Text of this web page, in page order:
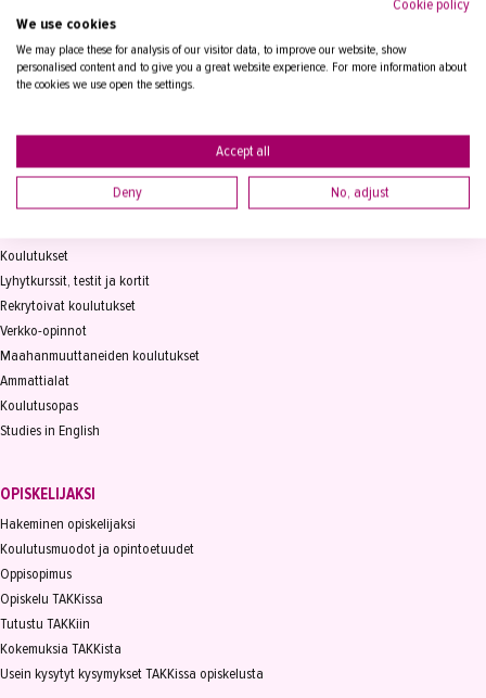
Tampereen Aikuiskoulutuskeskus
PL 15, 33821 Tampere
Vaihde03 2361 111
Koulutukset
Lyhytkurssit, testit ja kortit
Rekrytoivat koulutukset
Verkko-opinnot
Maahanmuuttaneiden koulutukset
Ammattialat
Koulutusopas
Studies in English
OPISKELIJAKSI
Hakeminen opiskelijaksi
Koulutusmuodot ja opintoetuudet
Oppisopimus
Opiskelu TAKKissa
Tutustu TAKKiin
Kokemuksia TAKKista
Usein kysytyt kysymykset TAKKissa opiskelusta
Cookie policy
We use cookies
We may place these for analysis of our visitor data, to improve our website, show
personalised content and to give you a great website experience. For more information about
the cookies we use open the settings.
Accept all
Deny No, adjust